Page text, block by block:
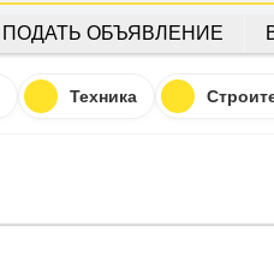
ПОДАТЬ ОБЪЯВЛЕНИЕ
Техника